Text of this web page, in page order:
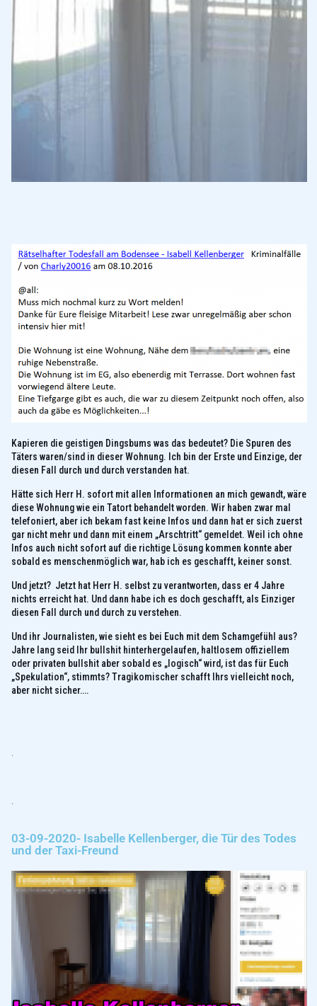
Kapieren die geistigen Dingsbums was das bedeutet? Die Spuren des
Täters waren/sind in dieser Wohnung. Ich bin der Erste und Einzige, der
diesen Fall durch und durch verstanden hat.
Hätte sich Herr H. sofort mit allen Informationen an mich gewandt, wäre
diese Wohnung wie ein Tatort behandelt worden. Wir haben zwar mal
telefoniert, aber ich bekam fast keine Infos und dann hat er sich zuerst
gar nicht mehr und dann mit einem „Arschtritt“ gemeldet. Weil ich ohne
Infos auch nicht sofort auf die richtige Lösung kommen konnte aber
sobald es menschenmöglich war, hab ich es geschafft, keiner sonst.
Und jetzt? Jetzt hat Herr H. selbst zu verantworten, dass er 4 Jahre
nichts erreicht hat. Und dann habe ich es doch geschafft, als Einziger
diesen Fall durch und durch zu verstehen.
Und ihr Journalisten, wie sieht es bei Euch mit dem Schamgefühl aus?
Jahre lang seid Ihr bullshit hinterhergelaufen, haltlosem offiziellem
oder privaten bullshit aber sobald es „logisch“ wird, ist das für Euch
„Spekulation“, stimmts? Tragikomischer schafft Ihrs vielleicht noch,
aber nicht sicher….
.
.
03-09-2020- Isabelle Kellenberger, die Tür des Todes
und der Taxi-Freund